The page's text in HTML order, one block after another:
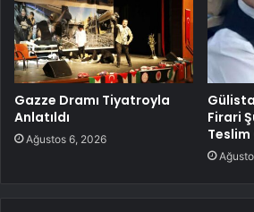
Gazze Dramı Tiyatroyla
Anlatıldı
Ağustos 6, 2026
Firari
Teslim